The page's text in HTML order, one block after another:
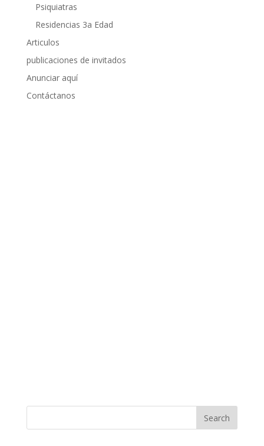
Psiquiatras
Residencias 3a Edad
Articulos
publicaciones de invitados
Anunciar aquí
Contáctanos